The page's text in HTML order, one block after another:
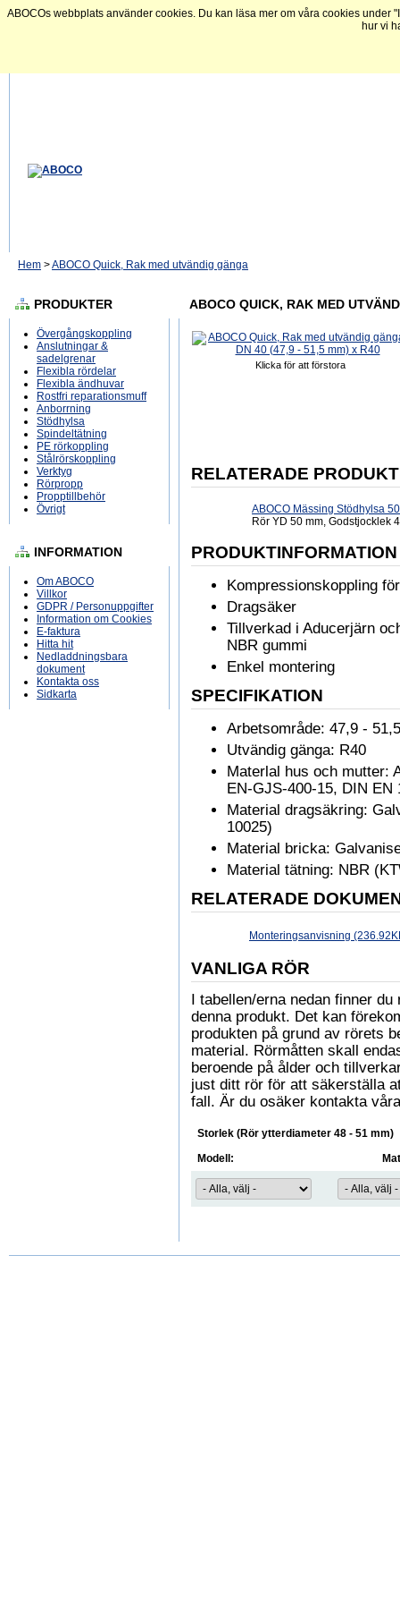
ABOCOs webbplats använder cookies. Du kan läsa mer om våra cookies
hur vi
Hem >ABOCO Quick, Rak med utvändig gänga
PRODUKTER
Övergångskoppling
Anslutningar &
sadelgrenar
Flexibla rördelar
Flexibla ändhuvar
Rostfri reparationsmuff
Anborrning
Stödhylsa
Spindeltätning
PE rörkoppling
Stålrörskoppling
Verktyg
Rörpropp
Propptillbehör
Övrigt
INFORMATION
Om ABOCO
Villkor
GDPR / Personuppgifter
Information om Cookies
E-faktura
Hitta hit
Nedladdningsbara
dokument
Kontakta oss
Sidkarta
ABOCO QUICK, RAK MED
Klicka för att förstora
RELATERADE
ABOCO Mässing Stödhylsa
Rör YD 50 mm, Godstjocklek
PRODUKTINFORMATION
Kompressionskoppling
Dragsäker
Tillverkad i Aducerjärn
NBR gummi
Enkel montering
SPECIFIKATION
Arbetsområde: 47,9 -
Utvändig gänga: R40
Materlal hus och mutter:
EN-GJS-400-15, DIN EN
Material dragsäkring:
10025)
Material bricka:
Material tätning: NBR
RELATERADE
Monteringsanvisning
VANLIGA RÖR
I tabellen/erna nedan finner
denna produkt. Det kan
produkten på grund av rörets
material. Rörmåtten skall
beroende på ålder och
just ditt rör för att säkerställa
fall. Är du osäker kontakta
Storlek (Rör ytterdiameter 48 - 51 mm)
Modell: